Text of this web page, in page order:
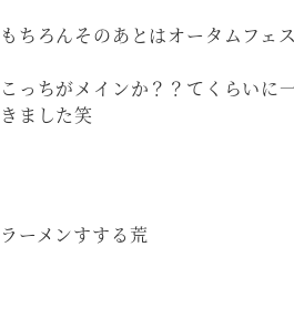
もちろんそのあとはオータムフェ
こっちがメインか？？てくらいに
きました笑
ラーメンすする荒